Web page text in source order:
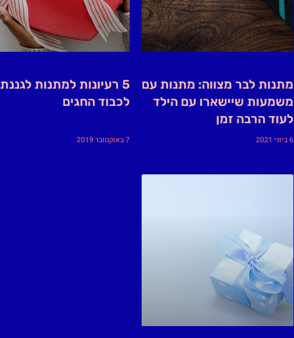
מתנות לבר מצווה: מתנות עם
משמעות שיישארו עם הילד
לעוד הרבה זמן
6 ביוני 2021
5 רעיונות למתנות לגננת
לכבוד החגים
7 באוקטובר 2019